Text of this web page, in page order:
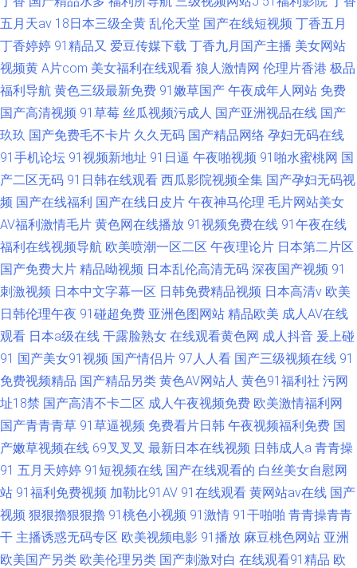
五月天av 18日本三级全黄 乱伦天堂 国产在线短视频 丁香五月
丁香婷婷 91精品又 爱豆传媒下载 丁香九月国产主播 美女网站
视频黄 A片com 美女福利在线观看 狼人激情网 伦理片香港 极品
福利导航 黄色三级最新免费 91嫩草国产 午夜成年人网站 免费
国产高清视频 91草莓 丝瓜视频污成人 国产亚洲视品在线 国产
玖玖 国产免费毛不卡片 久久无码 国产精品网络 孕妇无码在线
91手机论坛 91视频新地址 91日逼 午夜啪视频 91啪水蜜桃网 国
产二区无码 91日韩在线观看 西瓜影院视频全集 国产孕妇无码视
频 国产在线福利 国产在线日皮片 午夜神马伦理 毛片网站美女
AV福利激情毛片 黄色网在线播放 91视频免费在线 91午夜在线
福利在线视频导航 欧美喷潮一区二区 午夜理论片 日本第二片区
国产免费大片 精品呦视频 日本乱伦高清无码 深夜国产视频 91
刺激视频 日本中文字幕一区 日韩免费精品视频 日本高清v 欧美
日韩伦理午夜 91碰超免费 亚洲色图网站 精品欧美 成人AV在线
观看 日本a级在线 干露脸熟女 在线观看黄色网 成人抖音 爰上碰
91 国产美女91视频 国产情侣片 97人人看 国产三级视频在线 91
免费视频精品 国产精品另类 黄色AV网站人 黄色91福利社 污网
址18禁 国产高清不卡二区 成人午夜视频免费 欧美激情福利网
国产青青青草 91草逼视频 免费看片日韩 午夜视频福利免费 国
产嫩草视频在线 69叉叉叉 最新日本在线视频 日韩成人a 青青操
91 五月天婷婷 91短视频在线 国产在线观看的 白丝美女自慰网
站 91福利免费视频 加勒比91AV 91在线观看 黄网站av在线 国产
视频 狠狠擼狠狠擼 91桃色小视频 91激情 91干啪啪 青青操青青
干 主播诱惑无码专区 欧美视频电影 91播放 麻豆桃色网站 亚洲
欧美国产另类 欧美伦理另类 国产刺激对白 在线观看91精品 欧